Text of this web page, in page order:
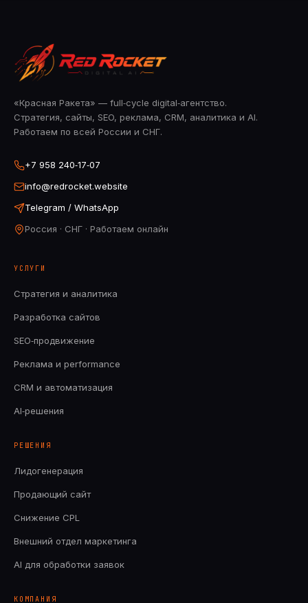
«Красная Ракета» — full‑cycle digital‑агентство.
Стратегия, сайты, SEO, реклама, CRM, аналитика и AI.
Работаем по всей России и СНГ.
+7 958 240‑17‑07
info@redrocket.website
Telegram / WhatsApp
Россия · СНГ · Работаем онлайн
УСЛУГИ
Стратегия и аналитика
Разработка сайтов
SEO‑продвижение
Реклама и performance
CRM и автоматизация
AI‑решения
РЕШЕНИЯ
Лидогенерация
Продающий сайт
Снижение CPL
Внешний отдел маркетинга
AI для обработки заявок
КОМПАНИЯ